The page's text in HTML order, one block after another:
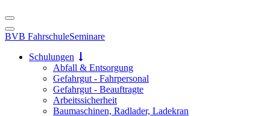
BVB FahrschuleSeminare
Schulungen
Abfall & Entsorgung
Gefahrgut - Fahrpersonal
Gefahrgut - Beauftragte
Arbeitssicherheit
Baumaschinen, Radlader, Ladekran